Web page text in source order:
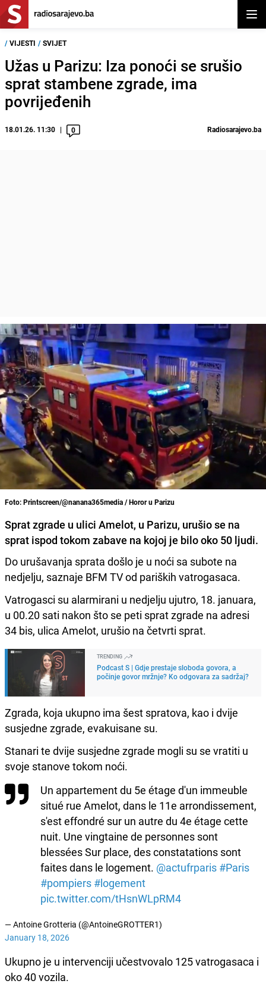
/ VIJESTI / SVIJET
Užas u Parizu: Iza ponoći se srušio
sprat stambene zgrade, ima
povrijeđenih
18.01.26. 11:30 0 Radiosarajevo.ba
Foto: Printscreen/@nanana365media / Horor u Parizu
Sprat zgrade u ulici Amelot, u Parizu, urušio se na
sprat ispod tokom zabave na kojoj je bilo oko 50 ljudi.
Do urušavanja sprata došlo je u noći sa subote na
nedjelju, saznaje BFM TV od pariških vatrogasaca.
Vatrogasci su alarmirani u nedjelju ujutro, 18. januara,
u 00.20 sati nakon što se peti sprat zgrade na adresi
34 bis, ulica Amelot, urušio na četvrti sprat.
TRENDING
Podcast S | Gdje prestaje sloboda govora, a
počinje govor mržnje? Ko odgovara za sadržaj?
Zgrada, koja ukupno ima šest spratova, kao i dvije
susjedne zgrade, evakuisane su.
Stanari te dvije susjedne zgrade mogli su se vratiti u
svoje stanove tokom noći.
Un appartement du 5e étage d'un immeuble
situé rue Amelot, dans le 11e arrondissement,
s'est effondré sur un autre du 4e étage cette
nuit. Une vingtaine de personnes sont
blessées Sur place, des constatations sont
faites dans le logement. @actufrparis #Paris
#pompiers #logement
pic.twitter.com/tHsnWLpRM4
— Antoine Grotteria (@AntoineGROTTER1)
January 18, 2026
Ukupno je u intervenciji učestvovalo 125 vatrogasaca i
oko 40 vozila.